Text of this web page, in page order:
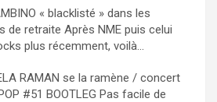
« blacklisté » dans les
de retraite Après NME puis celui
plus récemment, voilà...
RAMAN se la ramène / concert
#51 BOOTLEG Pas facile de